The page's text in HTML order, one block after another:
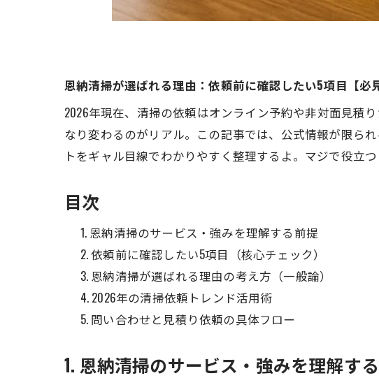
恩納清掃が選ばれる理由：依頼前に確認したい5項目【必見
2026年現在、清掃の依頼はオンライン予約や非対面見積
なり変わるのがリアル。この記事では、公式情報が限ら
トをギャル目線でわかりやすく整理するよ。マジで役立
目次
恩納清掃のサービス・強みを理解する前提
依頼前に確認したい5項目（核心チェック）
恩納清掃が選ばれる理由の考え方（一般論）
2026年の清掃依頼トレンド活用術
問い合わせと見積り依頼の具体フロー
1. 恩納清掃のサービス・強みを理解す